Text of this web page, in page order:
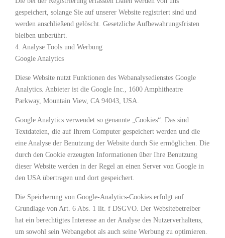
gespeichert, solange Sie auf unserer Website registriert sind und
werden anschließend gelöscht. Gesetzliche Aufbewahrungsfristen
bleiben unberührt.
4. Analyse Tools und Werbung
Google Analytics
Diese Website nutzt Funktionen des Webanalysedienstes Google
Analytics. Anbieter ist die Google Inc., 1600 Amphitheatre
Parkway, Mountain View, CA 94043, USA.
Google Analytics verwendet so genannte „Cookies“. Das sind
Textdateien, die auf Ihrem Computer gespeichert werden und die
eine Analyse der Benutzung der Website durch Sie ermöglichen. Die
durch den Cookie erzeugten Informationen über Ihre Benutzung
dieser Website werden in der Regel an einen Server von Google in
den USA übertragen und dort gespeichert.
Die Speicherung von Google-Analytics-Cookies erfolgt auf
Grundlage von Art. 6 Abs. 1 lit. f DSGVO. Der Websitebetreiber
hat ein berechtigtes Interesse an der Analyse des Nutzerverhaltens,
um sowohl sein Webangebot als auch seine Werbung zu optimieren.